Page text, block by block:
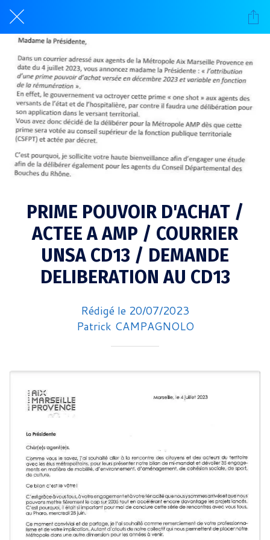
PRIME POUVOIR D'ACHAT /
ACTEE A AMP / COURRIER
UNSA CD13 / DEMANDE
DELIBERATION AU CD13
Rédigé le 20/07/2023
Patrick CAMPAGNOLO